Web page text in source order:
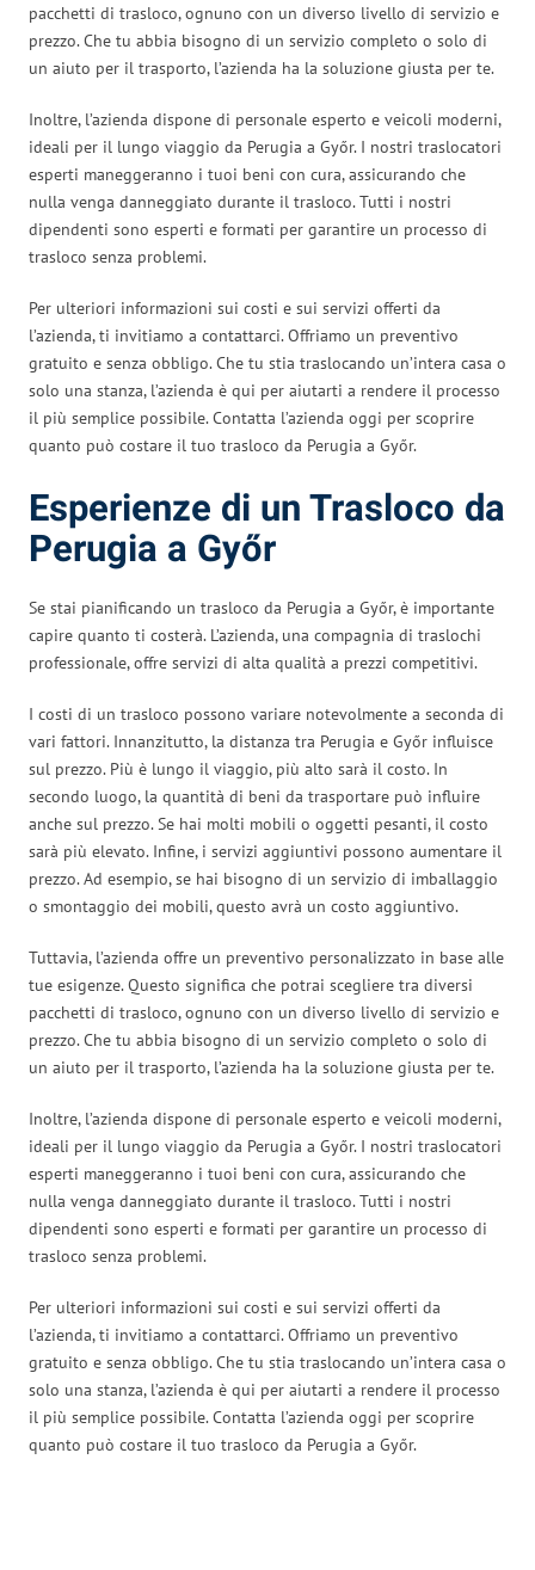
pacchetti di trasloco, ognuno con un diverso livello di servizio e
prezzo. Che tu abbia bisogno di un servizio completo o solo di
un aiuto per il trasporto, l’azienda ha la soluzione giusta per te.
Inoltre, l’azienda dispone di personale esperto e veicoli moderni,
ideali per il lungo viaggio da Perugia a Győr. I nostri traslocatori
esperti maneggeranno i tuoi beni con cura, assicurando che
nulla venga danneggiato durante il trasloco. Tutti i nostri
dipendenti sono esperti e formati per garantire un processo di
trasloco senza problemi.
Per ulteriori informazioni sui costi e sui servizi offerti da
l’azienda, ti invitiamo a contattarci. Offriamo un preventivo
gratuito e senza obbligo. Che tu stia traslocando un’intera casa o
solo una stanza, l’azienda è qui per aiutarti a rendere il processo
il più semplice possibile. Contatta l’azienda oggi per scoprire
quanto può costare il tuo trasloco da Perugia a Győr.
Esperienze di un Trasloco da
Perugia a Győr
Se stai pianificando un trasloco da Perugia a Győr, è importante
capire quanto ti costerà. L’azienda, una compagnia di traslochi
professionale, offre servizi di alta qualità a prezzi competitivi.
I costi di un trasloco possono variare notevolmente a seconda di
vari fattori. Innanzitutto, la distanza tra Perugia e Győr influisce
sul prezzo. Più è lungo il viaggio, più alto sarà il costo. In
secondo luogo, la quantità di beni da trasportare può influire
anche sul prezzo. Se hai molti mobili o oggetti pesanti, il costo
sarà più elevato. Infine, i servizi aggiuntivi possono aumentare il
prezzo. Ad esempio, se hai bisogno di un servizio di imballaggio
o smontaggio dei mobili, questo avrà un costo aggiuntivo.
Tuttavia, l’azienda offre un preventivo personalizzato in base alle
tue esigenze. Questo significa che potrai scegliere tra diversi
pacchetti di trasloco, ognuno con un diverso livello di servizio e
prezzo. Che tu abbia bisogno di un servizio completo o solo di
un aiuto per il trasporto, l’azienda ha la soluzione giusta per te.
Inoltre, l’azienda dispone di personale esperto e veicoli moderni,
ideali per il lungo viaggio da Perugia a Győr. I nostri traslocatori
esperti maneggeranno i tuoi beni con cura, assicurando che
nulla venga danneggiato durante il trasloco. Tutti i nostri
dipendenti sono esperti e formati per garantire un processo di
trasloco senza problemi.
Per ulteriori informazioni sui costi e sui servizi offerti da
l’azienda, ti invitiamo a contattarci. Offriamo un preventivo
gratuito e senza obbligo. Che tu stia traslocando un’intera casa o
solo una stanza, l’azienda è qui per aiutarti a rendere il processo
il più semplice possibile. Contatta l’azienda oggi per scoprire
quanto può costare il tuo trasloco da Perugia a Győr.